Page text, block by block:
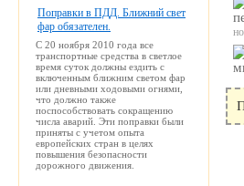
Поправки в ПДД. Ближний свет
фар обязателен.
С 20 ноября 2010 года все
транспортные средства в светлое
время суток должны ездить с
включенным ближним светом фар
или дневными ходовыми огнями,
что должно также
поспособствовать сокращению
числа аварий. Эти поправки были
приняты с учетом опыта
европейских стран в целях
повышения безопасности
дорожного движения.